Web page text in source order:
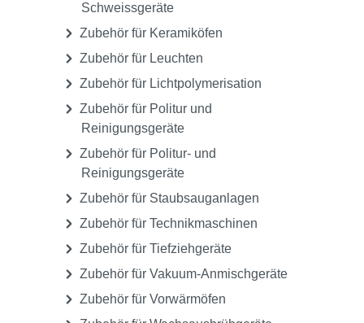
Schweissgeräte
Zubehör für Keramiköfen
Zubehör für Leuchten
Zubehör für Lichtpolymerisation
Zubehör für Politur und
Reinigungsgeräte
Zubehör für Politur- und
Reinigungsgeräte
Zubehör für Staubsauganlagen
Zubehör für Technikmaschinen
Zubehör für Tiefziehgeräte
Zubehör für Vakuum-Anmischgeräte
Zubehör für Vorwärmöfen